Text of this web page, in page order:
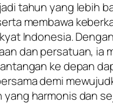
tahun yang lebih
membawa
Indonesia. Dengan
dan persatuan, ia
ke depan
demi
yang harmonis dan